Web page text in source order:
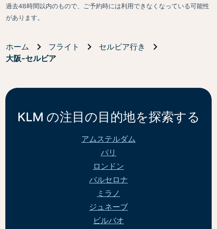
過去48時間以内のもので、ご予約時には利用できなくなっている可能性
があります。
ホーム フライト
セルビア行き
大阪-セルビア
KLM の注目の目的地を探索する
アムステルダム
パリ
ロンドン
バルセロナ
ミラノ
ジュネーブ
ビルバオ